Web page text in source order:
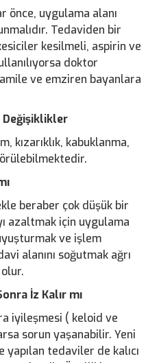
önce, uygulama alanı
Tedaviden bir
kesilmeli, aspirin ve
doktor
ve emziren bayanlara
Değişiklikler
kızarıklık, kabuklanma,
beraber çok düşük bir
azaltmak için uygulama
ve işlem
alanını soğutmak ağrı
İz Kalır mı
iyileşmesi ( keloid ve
sorun yaşanabilir. Yeni
tedaviler de kalıcı